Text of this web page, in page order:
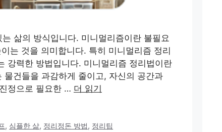
삶의 방식입니다. 미니멀리즘이란 불필요
는 것을 의미합니다. 특히 미니멀리즘 정리
강력한 방법입니다. 미니멀리즘 정리법이란
건들을 과감하게 줄이고, 자신의 공간과
정으로 필요한 … 더 읽기
, 심플한 삶, 정리정돈 방법, 정리팁